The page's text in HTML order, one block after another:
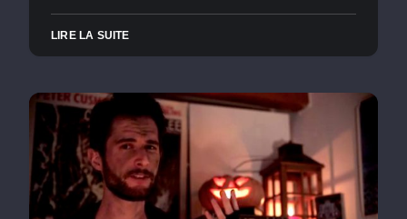
LIRE LA SUITE